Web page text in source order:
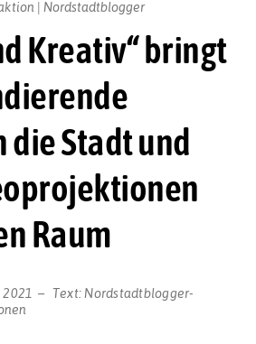
Kreativ“ bringt
die Stadt und
Raum
Text: Nordstadtblogger-
| Nordstadtblogger